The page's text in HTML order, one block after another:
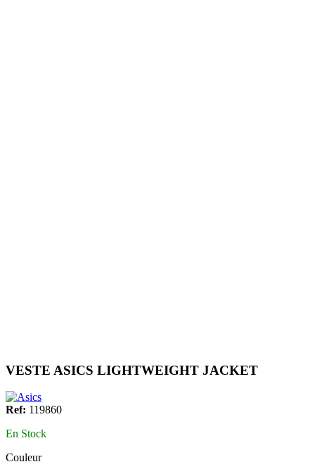
VESTE ASICS LIGHTWEIGHT JACKET
Ref: 119860
En Stock
Couleur